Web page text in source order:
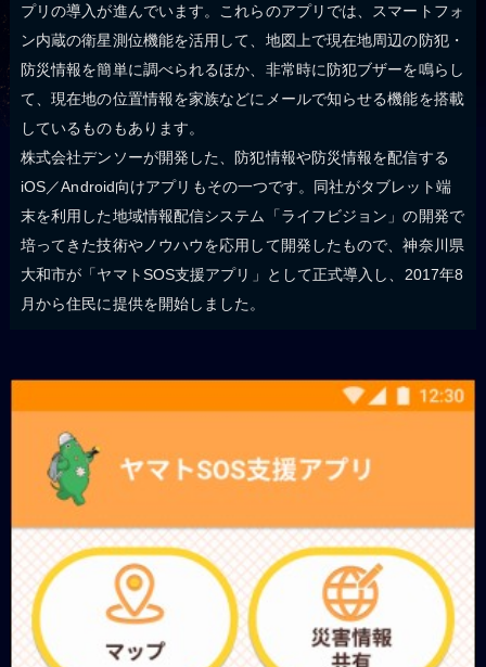
プリの導入が進んでいます。これらのアプリでは、スマートフォ
ン内蔵の衛星測位機能を活用して、地図上で現在地周辺の防犯・
防災情報を簡単に調べられるほか、非常時に防犯ブザーを鳴らし
て、現在地の位置情報を家族などにメールで知らせる機能を搭載
しているものもあります。
株式会社デンソーが開発した、防犯情報や防災情報を配信する
iOS／Android向けアプリもその一つです。同社がタブレット端
末を利用した地域情報配信システム「ライフビジョン」の開発で
培ってきた技術やノウハウを応用して開発したもので、神奈川県
大和市が「ヤマトSOS支援アプリ」として正式導入し、2017年8
月から住民に提供を開始しました。